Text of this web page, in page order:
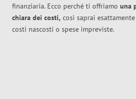
finanziaria. Ecco perché ti offriamo una
chiara dei costi, così saprai
costi nascosti o spese impreviste.